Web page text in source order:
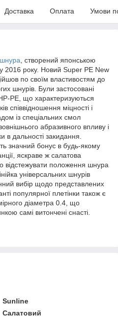
Доставка Оплата Умови
шнура , створений японською
2016 року. Новий Super PE New
по своїм властивостям до
шнурів. Були застосовані
PE, що характеризуються
співвідношення міцності і
із спеціальних смол
абразивного впливу і
дальності закидання.
значний бонус в будь-якому
яскраве ж салатова
відстежувати положення шнура
універсальних шнурів
вибір щодо представлених
популярної плетінки також є
діаметра 0.4, що
самі витончені снасті.
Sunline
Салатовий